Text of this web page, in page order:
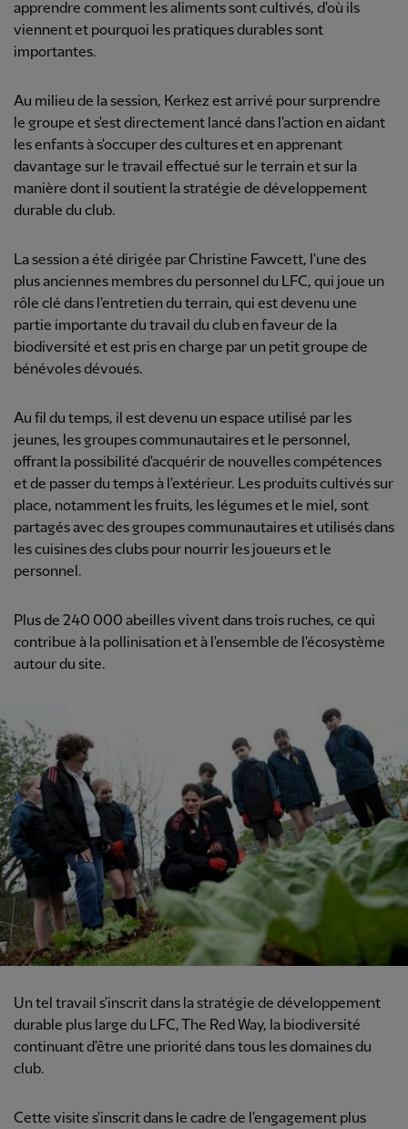
apprendre comment les aliments sont cultivés, d'où ils
viennent et pourquoi les pratiques durables sont
importantes.
Au milieu de la session, Kerkez est arrivé pour surprendre
le groupe et s'est directement lancé dans l'action en aidant
les enfants à s'occuper des cultures et en apprenant
davantage sur le travail effectué sur le terrain et sur la
manière dont il soutient la stratégie de développement
durable du club.
La session a été dirigée par Christine Fawcett, l'une des
plus anciennes membres du personnel du LFC, qui joue un
rôle clé dans l'entretien du terrain, qui est devenu une
partie importante du travail du club en faveur de la
biodiversité et est pris en charge par un petit groupe de
bénévoles dévoués.
Au fil du temps, il est devenu un espace utilisé par les
jeunes, les groupes communautaires et le personnel,
offrant la possibilité d'acquérir de nouvelles compétences
et de passer du temps à l'extérieur. Les produits cultivés sur
place, notamment les fruits, les légumes et le miel, sont
partagés avec des groupes communautaires et utilisés dans
les cuisines des clubs pour nourrir les joueurs et le
personnel.
Plus de 240 000 abeilles vivent dans trois ruches, ce qui
contribue à la pollinisation et à l'ensemble de l'écosystème
autour du site.
Un tel travail s'inscrit dans la stratégie de développement
durable plus large du LFC, The Red Way, la biodiversité
continuant d'être une priorité dans tous les domaines du
club.
Cette visite s'inscrit dans le cadre de l'engagement plus